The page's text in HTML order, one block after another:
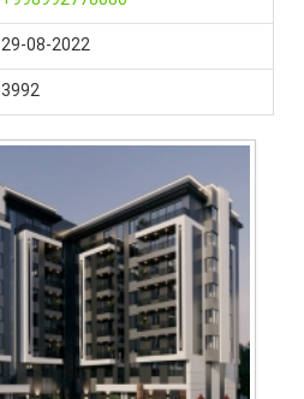
29-08-2022
3992